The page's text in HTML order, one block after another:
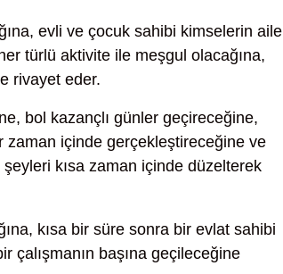
evli ve çocuk sahibi kimselerin aile
türlü aktivite ile meşgul olacağına,
rivayet eder.
bol kazançlı günler geçireceğine,
zaman içinde gerçekleştireceğine ve
kısa zaman içinde düzelterek
kısa bir süre sonra bir evlat sahibi
çalışmanın başına geçileceğine